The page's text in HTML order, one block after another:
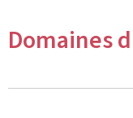
Domaines